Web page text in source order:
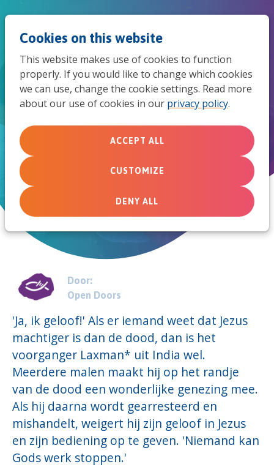
Cookies on this website
This website makes use of cookies to function
properly. If you would like to change which cookies
we can use, change the cookie settings. Read more
about our use of cookies in our privacy policy.
ACCEPT ALL
CUSTOMIZE
DENY ALL
'Ja, ik geloof!' voorganger
Laxman houdt stand in
vervolging
December 6, 2024
Door:
Open Doors
'Ja, ik geloof!' Als er iemand weet dat Jezus
machtiger is dan de dood, dan is het
voorganger Laxman* uit India wel.
Meerdere malen maakt hij op het randje
van de dood een wonderlijke genezing mee.
Als hij daarna wordt gearresteerd en
mishandelt, weigert hij zijn geloof in Jezus
en zijn bediening op te geven. 'Niemand kan
Gods werk stoppen.'